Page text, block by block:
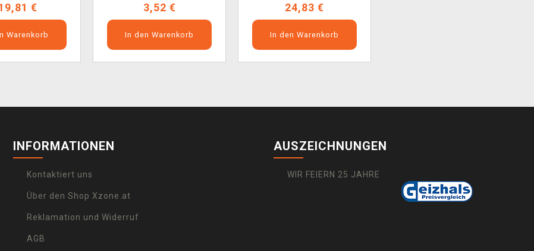
€
Warenkorb
3,52 €
In den Warenkorb
24,83 €
In den Warenkorb
INFORMATIONEN
Kontaktiert uns
Über den Shop Xzone.at
Reklamation und Widerruf
AGB
AUSZEICHNUNGEN
WIR FEIERN 25 JAHRE